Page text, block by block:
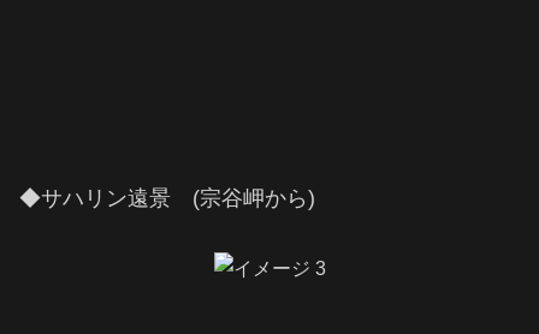
◆サハリン遠景 (宗谷岬から)